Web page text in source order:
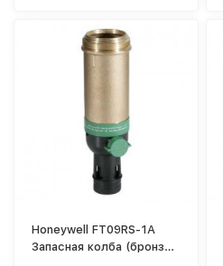
Honeywell FT09RS-1A
Запасная колба (бронза)